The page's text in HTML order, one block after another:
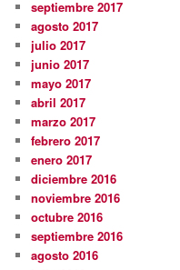
septiembre 2017
agosto 2017
julio 2017
junio 2017
mayo 2017
abril 2017
marzo 2017
febrero 2017
enero 2017
diciembre 2016
noviembre 2016
octubre 2016
septiembre 2016
agosto 2016